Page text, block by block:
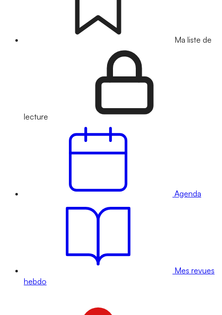
Ma liste de
lecture
Agenda
Mes revues
hebdo